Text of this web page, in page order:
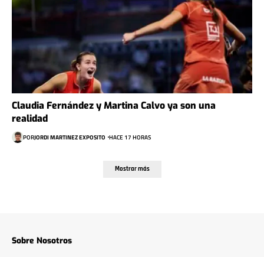
Claudia Fernández y Martina Calvo ya son una
realidad
PORJORDI MARTINEZ EXPOSITO HACE 17 HORAS
Mostrar más
Sobre Nosotros